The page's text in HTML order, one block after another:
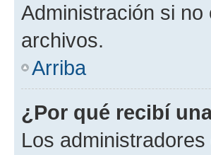
Administración si
archivos.
Arriba
¿Por qué recibí
Los